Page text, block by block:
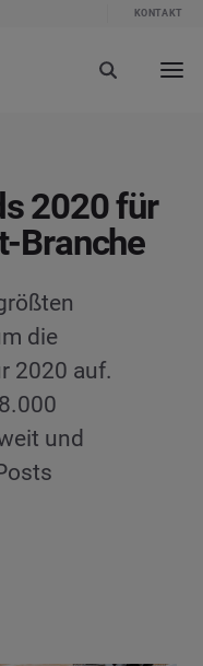
KONTAKT
2020 für
Branche
die
2020 auf.
und